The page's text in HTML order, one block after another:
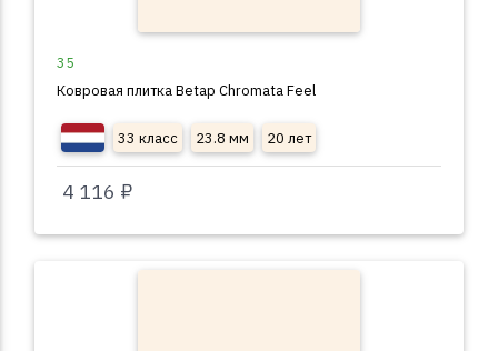
35
Ковровая плитка Betap Chromata Feel
33 класс 23.8 мм 20 лет
4 116 ₽